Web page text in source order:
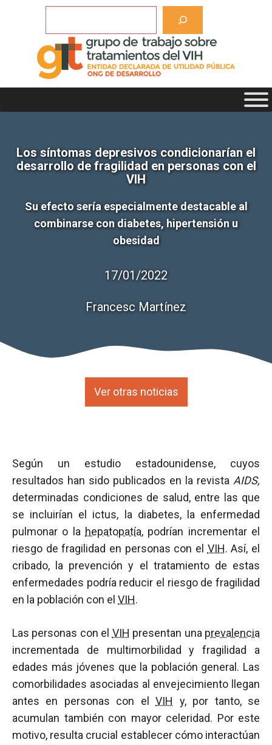
Los síntomas depresivos condicionarían el
desarrollo de fragilidad en personas con el
VIH
Su efecto sería especialmente destacable al
combinarse con diabetes, hipertensión u
obesidad
17/01/2022
Francesc Martínez
Ver otras noticias
Según un estudio estadounidense, cuyos
resultados han sido publicados en la revista AIDS,
determinadas condiciones de salud, entre las que
se incluirían el ictus, la diabetes, la enfermedad
pulmonar o la hepatopatía, podrían incrementar el
riesgo de fragilidad en personas con el VIH. Así, el
cribado, la prevención y el tratamiento de estas
enfermedades podría reducir el riesgo de fragilidad
en la población con el VIH.
Las personas con el VIH presentan una prevalencia
incrementada de multimorbilidad y fragilidad a
edades más jóvenes que la población general. Las
comorbilidades asociadas al envejecimiento llegan
antes en personas con elVIH
y, por tanto, se
acumulan también con mayor celeridad. Por este
motivo, resulta crucial establecer cómo interactúan